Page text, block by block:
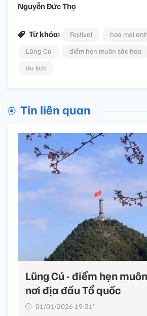
Nguyễn Đức Thọ
Từ khóa: Festival
hoa mai
Lũng Cú
điểm hẹn muôn sắc hoa
du lịch
Tin liên quan
Lũng Cú - điểm hẹn
nơi địa đầu Tổ quốc
01/01/2026 19:31’